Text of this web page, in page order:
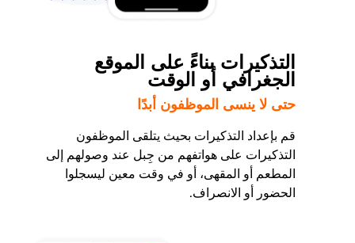
التذكيرات بناءً على الموقع
الجغرافي أو الوقت
حتى لا ينسى الموظفون أبدًا
قم بإعداد التذكيرات بحيث يتلقى الموظفون
التذكيرات على هواتفهم من جِبل عند وصولهم إلى
المطعم أو المقهى، أو في وقت معين ليسجلوا
الحضور أو الانصراف.